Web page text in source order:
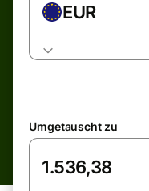
EUR
Umgetauscht zu